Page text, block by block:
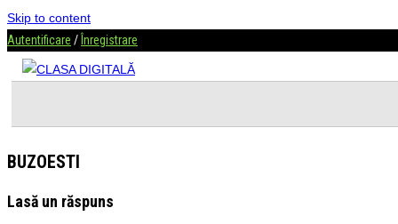
Skip to content
Autentificare / Înregistrare
BUZOESTI
Lasă un răspuns